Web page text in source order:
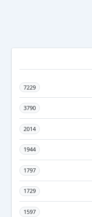
7229
3790
2014
1944
1797
1729
1597